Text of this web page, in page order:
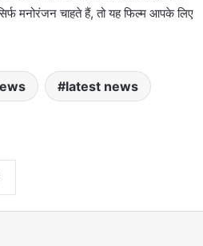
मनोरंजन चाहते हैं, तो यह फिल्म आपके लिए
latest news